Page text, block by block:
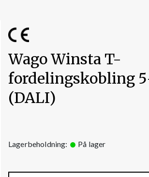
Wago Winsta T-
fordelingskobling
(DALI)
Lagerbeholdning: På lager